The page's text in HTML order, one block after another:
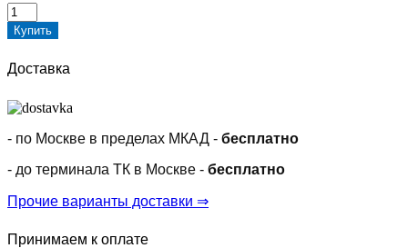
Количество
товара
Источник
питания
SW300SL
настенный
встроенной
БЕСШУМНЫЙ
Купить
Доставка
- по Москве в пределах МКАД - бесплатно
- до терминала ТК в Москве - бесплатно
Прочие варианты доставки ⇒
Принимаем к оплате